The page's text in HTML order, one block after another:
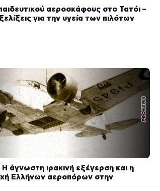
αεροσκάφους στο Τατόι –
για την υγεία των πιλότων
άγνωστη ιρακινή εξέγερση και η
Ελλήνων αεροπόρων στην